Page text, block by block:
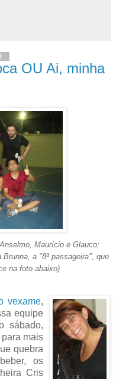
OU Ai, minha
Maurício e Glauco;
a "8ª passageira", que
na foto abaixo)
vexame,
equipe
sábado,
mais
quebra
os
Cris